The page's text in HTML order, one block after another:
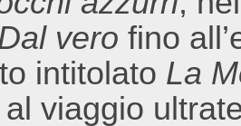
vero fino
intitolato La
viaggio